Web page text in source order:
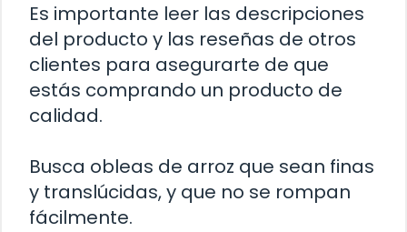
Es importante leer las descripciones
del producto y las reseñas de otros
clientes para asegurarte de que
estás comprando un producto de
calidad.
Busca obleas de arroz que sean finas
y translúcidas, y que no se rompan
fácilmente.